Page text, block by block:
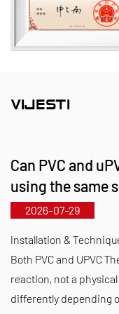
koroziju. Naš
materijale kao što
DN1000, dok se
Vođen načelom
vremenom", Kaixin
godišnje za
vrhunsku kvalitetu
automatiziranu
uvezenih sirovina.
međunarodnom
VIJESTI
Can PVC and
using the same
2026-07-29
Installation &
Both PVC and UPVC
reaction, not a
differently depending